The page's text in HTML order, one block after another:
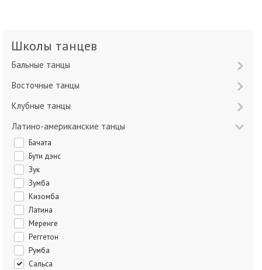
Школы танцев
Бальные танцы
Восточные танцы
Клубные танцы
Латино-американские танцы
Бачата
Бути дэнс
Зук
Зумба
Кизомба
Латина
Меренге
Реггетон
Румба
Сальса